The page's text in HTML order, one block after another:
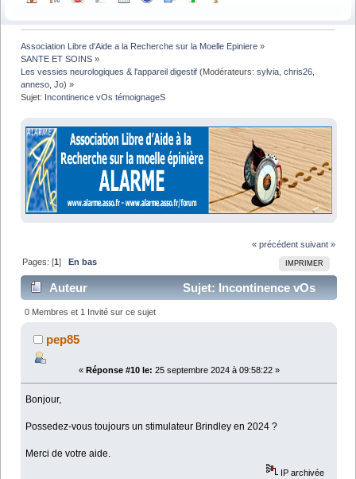
Association Libre d'Aide a la Recherche sur la Moelle Epiniere »
SANTE ET SOINS »
Les vessies neurologiques & l'appareil digestif (Modérateurs:sylvia ,chris26
anneso ,Jo) »
Sujet: Incontinence vOs témoignageS
« précédent suivant »
IMPRIMER
Pages: [1] En bas
Auteur
Sujet: Incontinence vOs
témoignageS (Lu 18826 fois)
0 Membres et 1 Invité sur ce sujet
pep85
« Réponse #10 le: 25 septembre 2024 à 09:58:22 »
Bonjour,
Possedez-vous toujours un stimulateur Brindley en 2024 ?
Merci de votre aide.
IP archivée